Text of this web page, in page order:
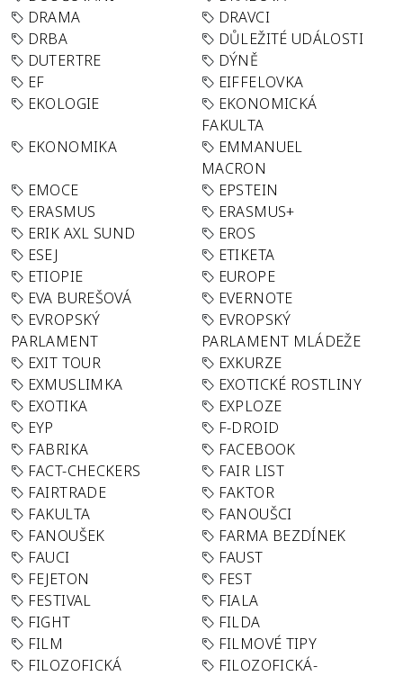
DRAMA
DRAVCI
DRBA
DŮLEŽITÉ UDÁLOSTI
DUTERTRE
DÝNĚ
EF
EIFFELOVKA
EKOLOGIE
EKONOMICKÁ
FAKULTA
EKONOMIKA
EMMANUEL
MACRON
EMOCE
EPSTEIN
ERASMUS
ERASMUS+
ERIK AXL SUND
EROS
ESEJ
ETIKETA
ETIOPIE
EUROPE
EVA BUREŠOVÁ
EVERNOTE
EVROPSKÝ
PARLAMENT
EVROPSKÝ
PARLAMENT MLÁDEŽE
EXIT TOUR
EXKURZE
EXMUSLIMKA
EXOTICKÉ ROSTLINY
EXOTIKA
EXPLOZE
EYP
F-DROID
FABRIKA
FACEBOOK
FACT-CHECKERS
FAIR LIST
FAIRTRADE
FAKTOR
FAKULTA
FANOUŠCI
FANOUŠEK
FARMA BEZDÍNEK
FAUCI
FAUST
FEJETON
FEST
FESTIVAL
FIALA
FIGHT
FILDA
FILM
FILMOVÉ TIPY
FILOZOFICKÁ
FILOZOFICKÁ-